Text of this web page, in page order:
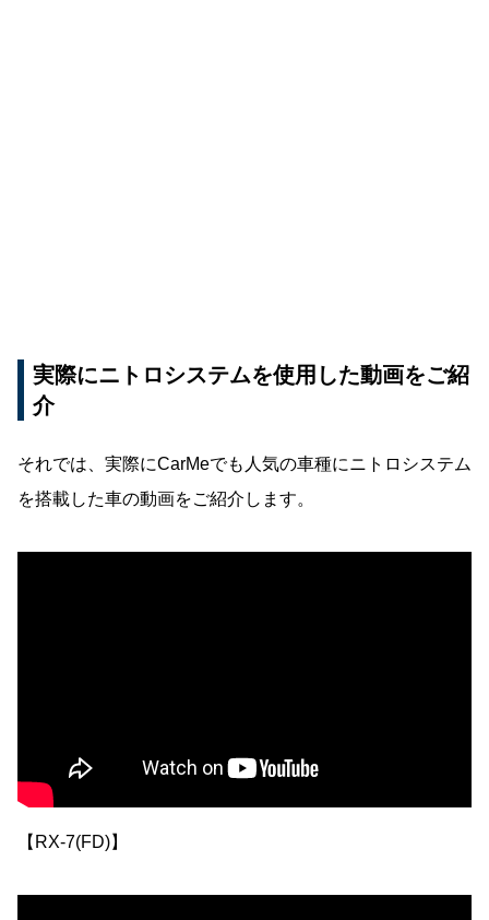
実際にニトロシステムを使用した動画をご紹
介
それでは、実際にCarMeでも人気の車種にニトロシステム
を搭載した車の動画をご紹介します。
【RX-7(FD)】